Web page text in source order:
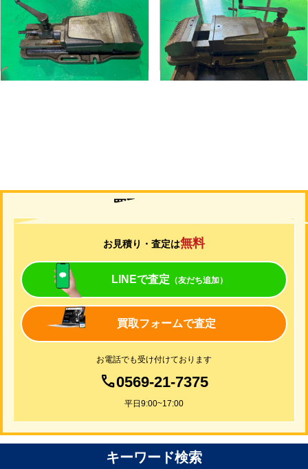
メーカー 武田
形 式TK-200HVS-U
式-
メーカー 武田
形 式TK-200HVS-U
年 式-
買取について
お見積り・査定は無料
LINEで査定 （友だち追加）
買取フォームで査定
お電話でも受け付けております
0569-21-7375
平日9:00~17:00
キーワード検索